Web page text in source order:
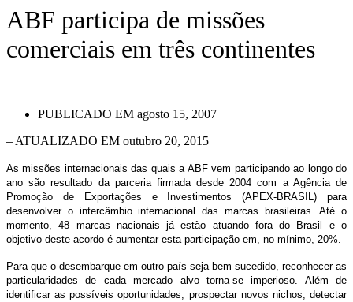
ABF participa de missões
comerciais em três continentes
PUBLICADO EM agosto 15, 2007
– ATUALIZADO EM outubro 20, 2015
As missões internacionais das quais a ABF vem participando ao longo do
ano são resultado da parceria firmada desde 2004 com a Agência de
Promoção de Exportações e Investimentos (APEX-BRASIL) para
desenvolver o intercâmbio internacional das marcas brasileiras. Até o
momento, 48 marcas nacionais já estão atuando fora do Brasil e o
objetivo deste acordo é aumentar esta participação em, no mínimo, 20%.
Para que o desembarque em outro país seja bem sucedido, reconhecer as
particularidades de cada mercado alvo torna-se imperioso. Além de
identificar as possíveis oportunidades, prospectar novos nichos, detectar